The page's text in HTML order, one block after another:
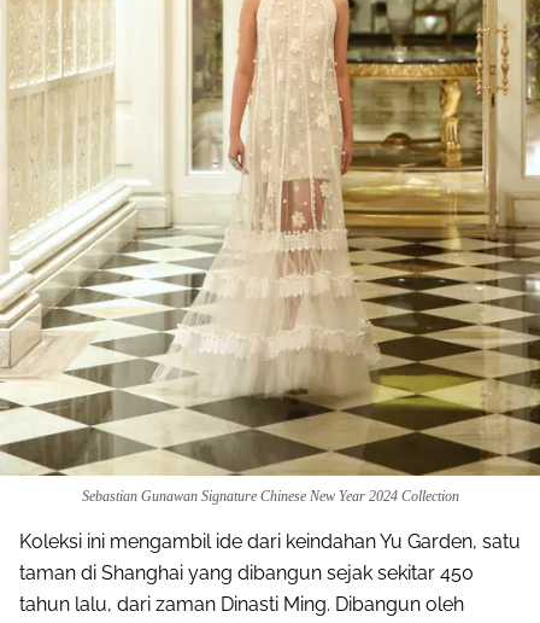
Sebastian Gunawan Signature Chinese New Year 2024 Collection
Koleksi ini mengambil ide dari keindahan Yu Garden, satu
taman di Shanghai yang dibangun sejak sekitar 450
tahun lalu, dari zaman Dinasti Ming. Dibangun oleh